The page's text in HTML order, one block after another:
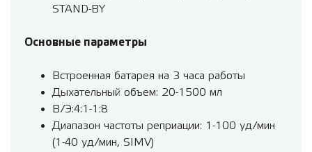
STAND-BY
Основные параметры
Встроенная батарея на 3 часа работы
Дыхательный объем: 20-1500 мл
В/Э:4:1-1:8
Диапазон частоты реприации: 1-100 уд/мин
(1-40 уд/мин, SIMV)